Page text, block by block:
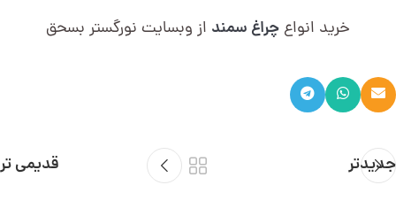
خرید انواع چراغ سمند از وبسایت نورگستر بسحق
جدیدتر قدیمی تر